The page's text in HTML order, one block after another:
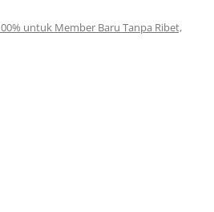
untuk Member Baru Tanpa Ribet,